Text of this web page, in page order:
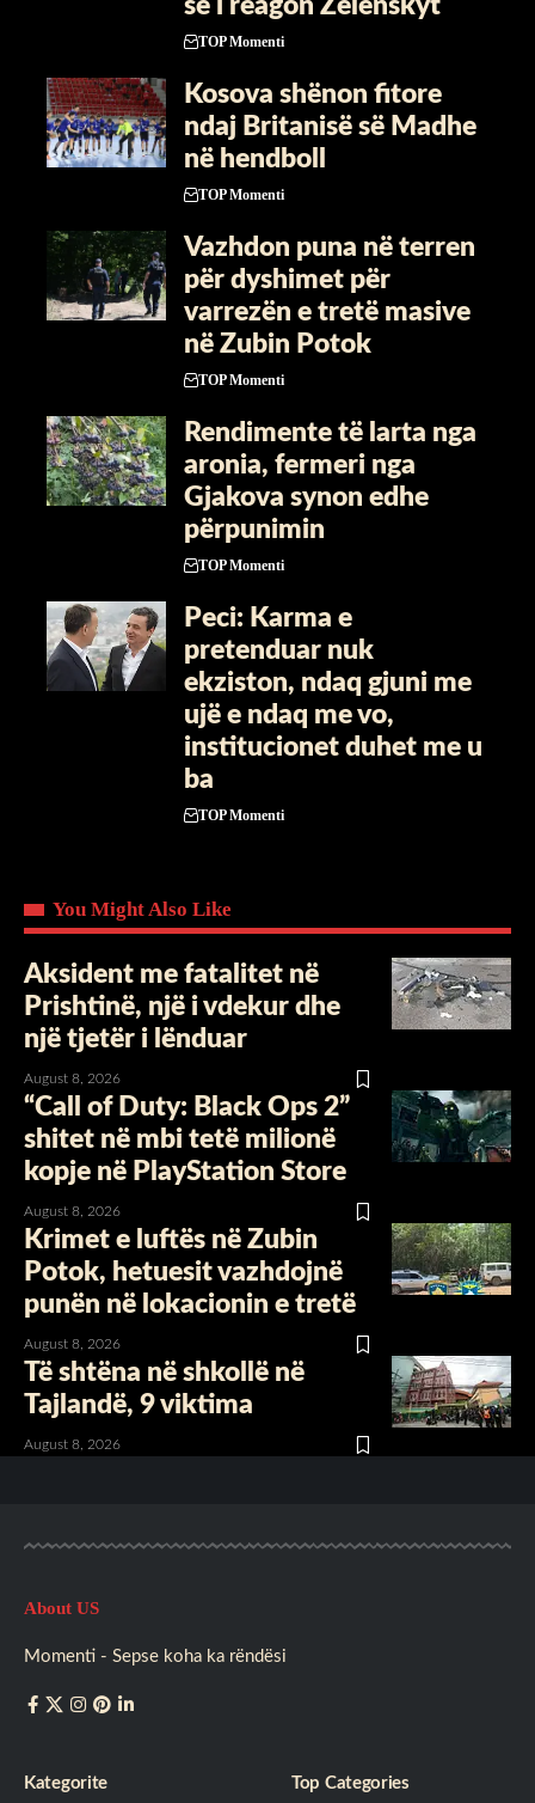
së i reagon Zelenskyt
TOP Momenti
Kosova shënon fitore
ndaj Britanisë së Madhe
në hendboll
TOP Momenti
Vazhdon puna në terren
për dyshimet për
varrezën e tretë masive
në Zubin Potok
TOP Momenti
Rendimente të larta nga
aronia, fermeri nga
Gjakova synon edhe
përpunimin
TOP Momenti
Peci: Karma e
pretenduar nuk
ekziston, ndaq gjuni me
ujë e ndaq me vo,
institucionet duhet me u
ba
TOP Momenti
You Might Also Like
Aksident me fatalitet në
Prishtinë, një i vdekur dhe
një tjetër i lënduar
August 8, 2026
“Call of Duty: Black Ops 2”
shitet në mbi tetë milionë
kopje në PlayStation Store
August 8, 2026
Krimet e luftës në Zubin
Potok, hetuesit vazhdojnë
punën në lokacionin e tretë
August 8, 2026
Të shtëna në shkollë në
Tajlandë, 9 viktima
August 8, 2026
About US
Momenti - Sepse koha ka rëndësi
Kategorite Top Categories